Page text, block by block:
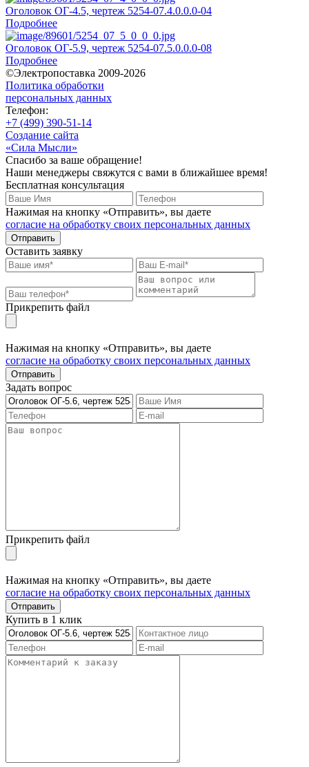
Оголовок ОГ-4.5, чертеж 5254-07.4.0.0.0-04
Подробнее
Оголовок ОГ-5.9, чертеж 5254-07.5.0.0.0-08
Подробнее
©Электропоставка 2009-2026
Политика обработки
персональных данных
Телефон:
+7 (499) 390-51-14
Создание сайта
«Сила Мысли»
Спасибо за ваше обращение!
Наши менеджеры свяжутся с вами в ближайшее время!
Бесплатная консультация
Нажимая на кнопку «Отправить», вы даете
согласие на обработку своих персональных данных
Отправить
Оставить заявку
Прикрепить файл
Нажимая на кнопку «Отправить», вы даете
согласие на обработку своих персональных данных
Отправить
Задать вопрос
Прикрепить файл
Нажимая на кнопку «Отправить», вы даете
согласие на обработку своих персональных данных
Отправить
Купить в 1 клик